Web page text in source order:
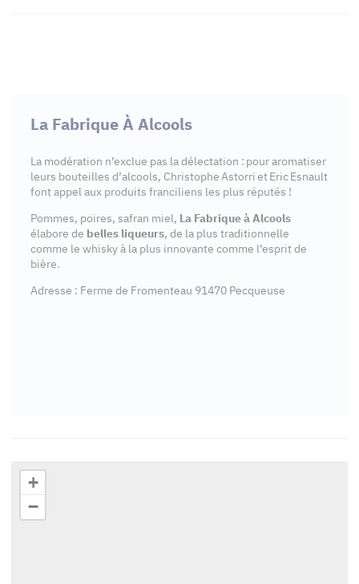
La Fabrique À Alcools
La modération n’exclue pas la délectation : pour aromatiser
leurs bouteilles d’alcools, Christophe Astorri et Eric Esnault
font appel aux produits franciliens les plus réputés !
Pommes, poires, safran miel, La Fabrique à Alcools
élabore de belles liqueurs, de la plus traditionnelle
comme le whisky à la plus innovante comme l’esprit de
bière.
Adresse : Ferme de Fromenteau 91470 Pecqueuse
+
−